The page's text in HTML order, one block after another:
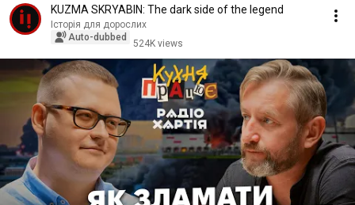
KUZMA SKRYABIN: The dark side of the legend
Історія для дорослих
Auto-dubbed
524K views